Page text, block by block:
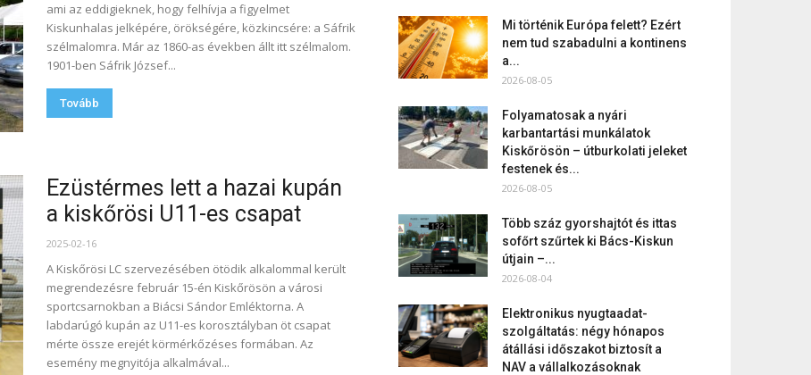
ami az eddigieknek, hogy felhívja a figyelmet
Kiskunhalas jelképére, örökségére, közkincsére: a Sáfrik
szélmalomra. Már az 1860-as években állt itt szélmalom.
1901-ben Sáfrik József...
Tovább
Ezüstérmes lett a hazai kupán
a kiskőrösi U11-es csapat
2025-02-16
A Kiskőrösi LC szervezésében ötödik alkalommal került
megrendezésre február 15-én Kiskőrösön a városi
sportcsarnokban a Biácsi Sándor Emléktorna. A
labdarúgó kupán az U11-es korosztályban öt csapat
mérte össze erejét körmérkőzéses formában. Az
esemény megnyitója alkalmával...
Mi történik Európa felett? Ezért
nem tud szabadulni a kontinens
a...
2026-08-05
Folyamatosak a nyári
karbantartási munkálatok
Kiskőrösön – útburkolati jeleket
festenek és...
2026-08-05
Több száz gyorshajtót és ittas
sofőrt szűrtek ki Bács-Kiskun
útjain –...
2026-08-04
Elektronikus nyugtaadat-
szolgáltatás: négy hónapos
átállási időszakot biztosít a
NAV a vállalkozásoknak